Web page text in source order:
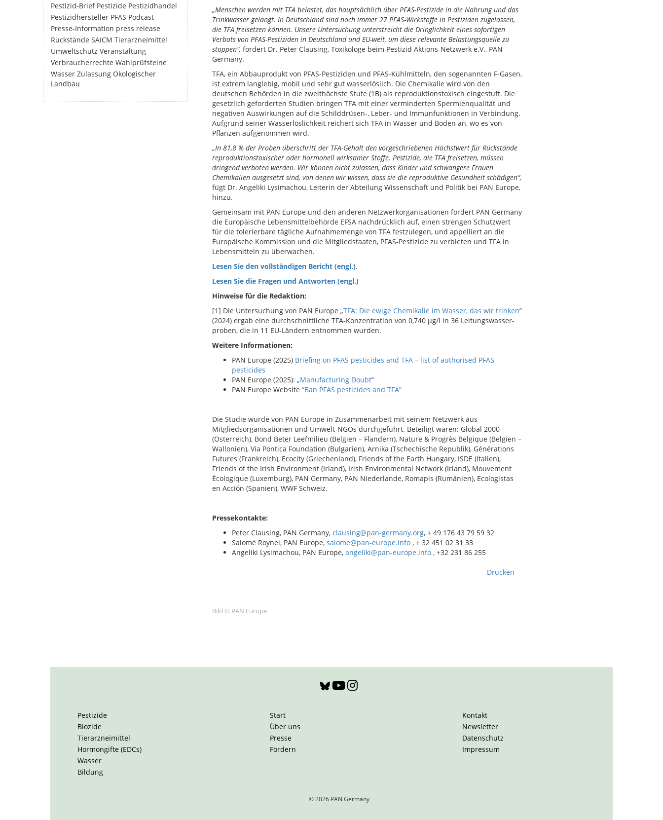
Pestizid-Brief Pestizide Pestizidhandel
Pestizidhersteller PFAS Podcast
Presse-Information press release
Rückstände SAICM Tierarzneimittel
Umweltschutz Veranstaltung
Verbraucherrechte Wahlprüfsteine
Wasser Zulassung Ökologischer
Landbau
„Menschen werden mit TFA belastet, das hauptsächlich über PFAS-Pestizide in die Nahrung und das
Trinkwasser gelangt. In Deutschland sind noch immer 27 PFAS-Wirkstoffe in Pestiziden zugelassen,
die TFA freisetzen können. Unsere Untersuchung unterstreicht die Dringlichkeit eines sofortigen
Verbots von PFAS-Pestiziden in Deutschland und EU-weit, um diese relevante Belastungsquelle zu
stoppen“, fordert Dr. Peter Clausing, Toxikologe beim Pestizid Aktions-Netzwerk e.V., PAN
Germany.
TFA, ein Abbauprodukt von PFAS-Pestiziden und PFAS-Kühlmitteln, den sogenannten F-Gasen,
ist extrem langlebig, mobil und sehr gut wasserlöslich. Die Chemikalie wird von den
deutschen Behörden in die zweithöchste Stufe (1B) als reproduktionstoxisch eingestuft. Die
gesetzlich geforderten Studien bringen TFA mit einer verminderten Spermienqualität und
negativen Auswirkungen auf die Schilddrüsen-, Leber- und Immunfunktionen in Verbindung.
Aufgrund seiner Wasserlöslichkeit reichert sich TFA in Wasser und Böden an, wo es von
Pflanzen aufgenommen wird.
„In 81,8 % der Proben überschritt der TFA-Gehalt den vorgeschriebenen Höchstwert für Rückstände
reproduktionstoxischer oder hormonell wirksamer Stoffe. Pestizide, die TFA freisetzen, müssen
dringend verboten werden. Wir können nicht zulassen, dass Kinder und schwangere Frauen
Chemikalien ausgesetzt sind, von denen wir wissen, dass sie die reproduktive Gesundheit schädigen“,
fügt Dr. Angeliki Lysimachou, Leiterin der Abteilung Wissenschaft und Politik bei PAN Europe,
hinzu.
Gemeinsam mit PAN Europe und den anderen Netzwerkorganisationen fordert PAN Germany
die Europäische Lebensmittelbehörde EFSA nachdrücklich auf, einen strengen Schutzwert
für die tolerierbare tägliche Aufnahmemenge von TFA festzulegen, und appelliert an die
Europäische Kommission und die Mitgliedstaaten, PFAS-Pestizide zu verbieten und TFA in
Lebensmitteln zu überwachen.
Lesen Sie den vollständigen Bericht (engl.).
Lesen Sie die Fragen und Antworten (engl.)
Hinweise für die Redaktion:
[1] Die Untersuchung von PAN Europe „TFA: Die ewige Chemikalie im Wasser, das wir trinken”
(2024) ergab eine durchschnittliche TFA-Konzentration von 0,740 µg/l in 36 Leitungswasser-
proben, die in 11 EU-Ländern entnommen wurden.
Weitere Informationen:
PAN Europe (2025) Briefing on PFAS pesticides and TFA– list of authorised PFAS
pesticides
PAN Europe (2025): „Manufacturing Doubt”
PAN Europe Website “Ban PFAS pesticides and TFA”
Die Studie wurde von PAN Europe in Zusammenarbeit mit seinem Netzwerk aus
Mitgliedsorganisationen und Umwelt-NGOs durchgeführt. Beteiligt waren: Global 2000
(Österreich), Bond Beter Leefmilieu (Belgien – Flandern), Nature & Progrès Belgique (Belgien –
Wallonien), Via Pontica Foundation (Bulgarien), Arnika (Tschechische Republik), Générations
Futures (Frankreich), Ecocity (Griechenland), Friends of the Earth Hungary, ISDE (Italien),
Friends of the Irish Environment (Irland), Irish Environmental Network (Irland), Mouvement
Écologique (Luxemburg), PAN Germany, PAN Niederlande, Romapis (Rumänien), Ecologistas
en Acción (Spanien), WWF Schweiz.
Pressekontakte:
Peter Clausing, PAN Germany, clausing@pan-germany.org, + 49 176 43 79 59 32
Salomé Roynel, PAN Europe, salome@pan-europe.info, + 32 451 02 31 33
Angeliki Lysimachou, PAN Europe, angeliki@pan-europe.info, +32 231 86 255
Drucken
Bild © PAN Europe
Pestizide
Biozide
Tierarzneimittel
Hormongifte (EDCs)
Wasser
Bildung
Start
Über uns
Presse
Fördern
Kontakt
Newsletter
Datenschutz
Impressum
© 2026 PAN Germany